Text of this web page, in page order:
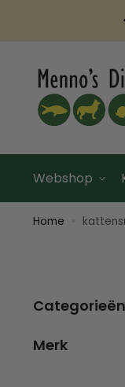
Webshop
Home
Categorieën
Merk